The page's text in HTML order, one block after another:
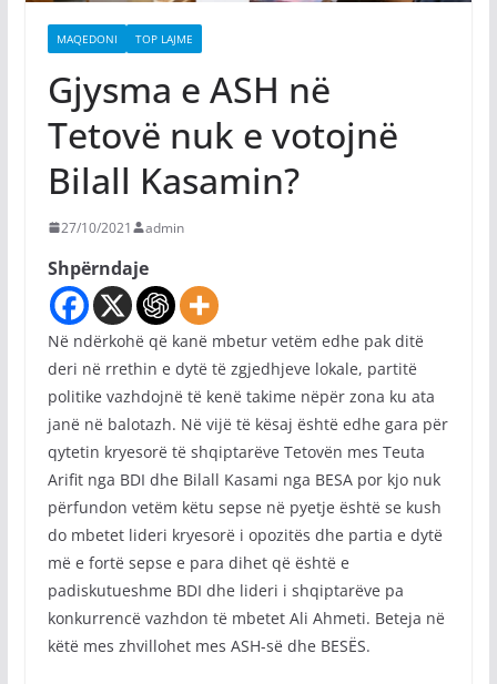
MAQEDONI TOP LAJME
Gjysma e ASH në
Tetovë nuk e votojnë
Bilall Kasamin?
27/10/2021 admin
Shpërndaje
Në ndërkohë që kanë mbetur vetëm edhe pak ditë
deri në rrethin e dytë të zgjedhjeve lokale, partitë
politike vazhdojnë të kenë takime nëpër zona ku ata
janë në balotazh. Në vijë të kësaj është edhe gara për
qytetin kryesorë të shqiptarëve Tetovën mes Teuta
Arifit nga BDI dhe Bilall Kasami nga BESA por kjo nuk
përfundon vetëm këtu sepse në pyetje është se kush
do mbetet lideri kryesorë i opozitës dhe partia e dytë
më e fortë sepse e para dihet që është e
padiskutueshme BDI dhe lideri i shqiptarëve pa
konkurrencë vazhdon të mbetet Ali Ahmeti. Beteja në
këtë mes zhvillohet mes ASH-së dhe BESËS.